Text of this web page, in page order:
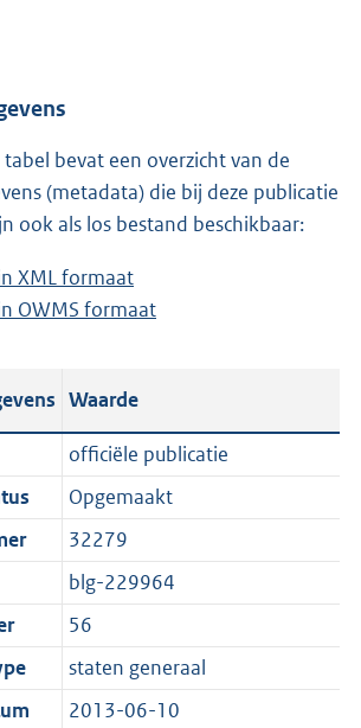
bevat een overzicht van de
(metadata) die bij deze publicatie
ook als los bestand beschikbaar:
XML formaat
e
a
n
d
s
r
o
t
t
OWMS formaat
a
n
d
g
r
o
t
Waarde
officiële publicatie
Opgemaakt
32279
blg-229964
56
staten generaal
2013-06-10